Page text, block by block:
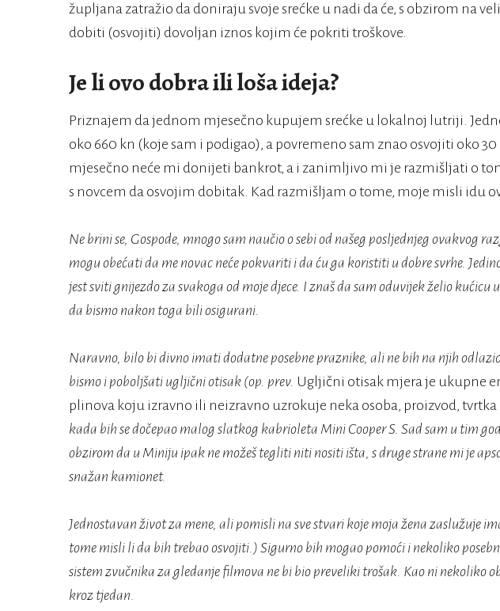
župljana zatražio da doniraju svoje srećke u nadi da će, s obzirom na
dobiti (osvojiti) dovoljan iznos kojim će pokriti troškove.
Je li ovo dobra ili loša ideja?
Priznajem da jednom mjesečno kupujem srećke u lokalnoj lutriji.
oko 660 kn (koje sam i podigao), a povremeno sam znao osvojiti oko 30
mjesečno neće mi donijeti bankrot, a i zanimljivo mi je razmišljati o
s novcem da osvojim dobitak. Kad razmišljam o tome, moje misli idu
Ne brini se, Gospode, mnogo sam naučio o sebi od našeg posljednjeg ovakvog
mogu obećati da me novac neće pokvariti i da ću ga koristiti u dobre svrhe.
jest sviti gnijezdo za svakoga od moje djece. I znaš da sam oduvijek želio
da bismo nakon toga bili osigurani.
Naravno, bilo bi divno imati dodatne posebne praznike, ali ne bih na njih
bismo i poboljšati ugljični otisak (op. prev. Ugljični otisak mjera je ukupne
plinova koju izravno ili neizravno uzrokuje neka osoba, proizvod, tvrtka
kada bih se dočepao malog slatkog kabrioleta Mini Cooper S. Sad sam u tim
obzirom da u Miniju ipak ne možeš tegliti niti nositi išta, s druge strane mi je
snažan kamionet.
Jednostavan život za mene, ali pomisli na sve stvari koje moja žena zaslužuje
tome misli li da bih trebao osvojiti.) Sigurno bih mogao pomoći i nekoliko
sistem zvučnika za gledanje filmova ne bi bio preveliki trošak. Kao ni nekoliko
kroz tjedan.